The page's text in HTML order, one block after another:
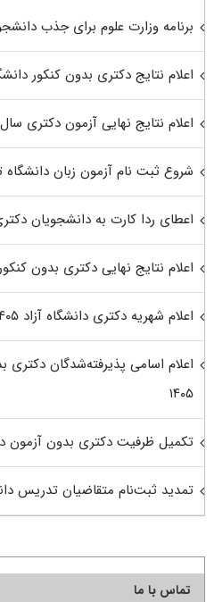
برنامه وزارت علوم برای جذب
اعلام نتایج دکتری بدون کنکور دانشگاه
اعلام نتایج نهایی آزمون دکتری سال ۱۴۰۵ در اواخر مرداد
شروع ثبت نام آزمون زبان دانشگاه
اعطای ردا کارت به دانشجویان دکتری از
اعلام نتایج نهایی دکتری بدون کنکور
اعلام شهریه دکتری دانشگاه آزاد ۱۴۰۵
اعلام اسامی پذیرفته‌شدگان دکتری
۱۴۰۵
تکمیل ظرفیت دکتری بدون آزمون
تمدید ثبت‌نام متقاضیان تدریس
تماس با ما